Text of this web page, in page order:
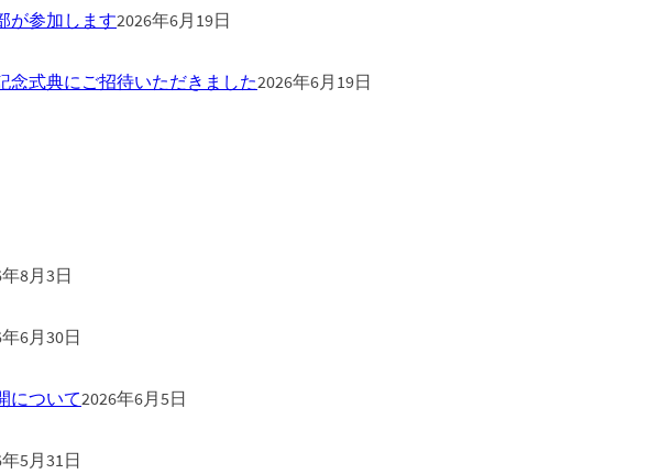
が参加します2026年6月19日
念式典にご招待いただきました2026年6月19日
8月3日
6月30日
について2026年6月5日
5月31日